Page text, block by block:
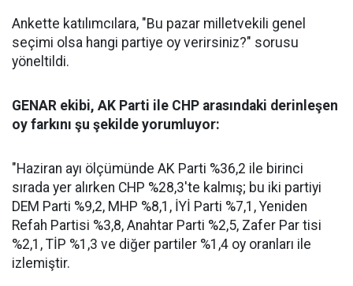
Ankette katılımcılara, "Bu pazar milletvekili genel
seçimi olsa hangi partiye oy verirsiniz?" sorusu
yöneltildi.
GENAR ekibi, AK Parti ile CHP arasındaki derinleşen
oy farkını şu şekilde yorumluyor:
"Haziran ayı ölçümünde AK Parti %36,2 ile birinci
sırada yer alırken CHP %28,3'te kalmış; bu iki partiyi
DEM Parti %9,2, MHP %8,1, İYİ Parti %7,1, Yeniden
Refah Partisi %3,8, Anahtar Parti %2,5, Zafer Par tisi
%2,1, TİP %1,3 ve diğer partiler %1,4 oy oranları ile
izlemiştir.